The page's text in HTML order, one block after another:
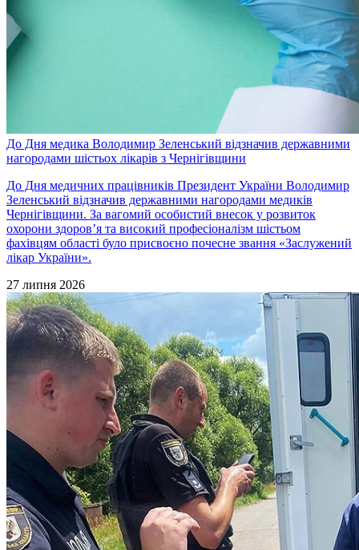
До Дня медика Володимир Зеленський відзначив державними
нагородами шістьох лікарів з Чернігівщини
До Дня медичних працівників Президент України Володимир
Зеленський відзначив державними нагородами медиків
Чернігівщини. За вагомий особистий внесок у розвиток
охорони здоров’я та високий професіоналізм шістьом
фахівцям області було присвоєно почесне звання «Заслужений
лікар України».
27 липня 2026